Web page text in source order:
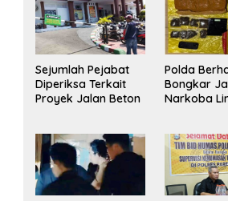
Sejumlah Pejabat
Diperiksa Terkait
Proyek Jalan Beton
Polda
Bongkar
Narkoba